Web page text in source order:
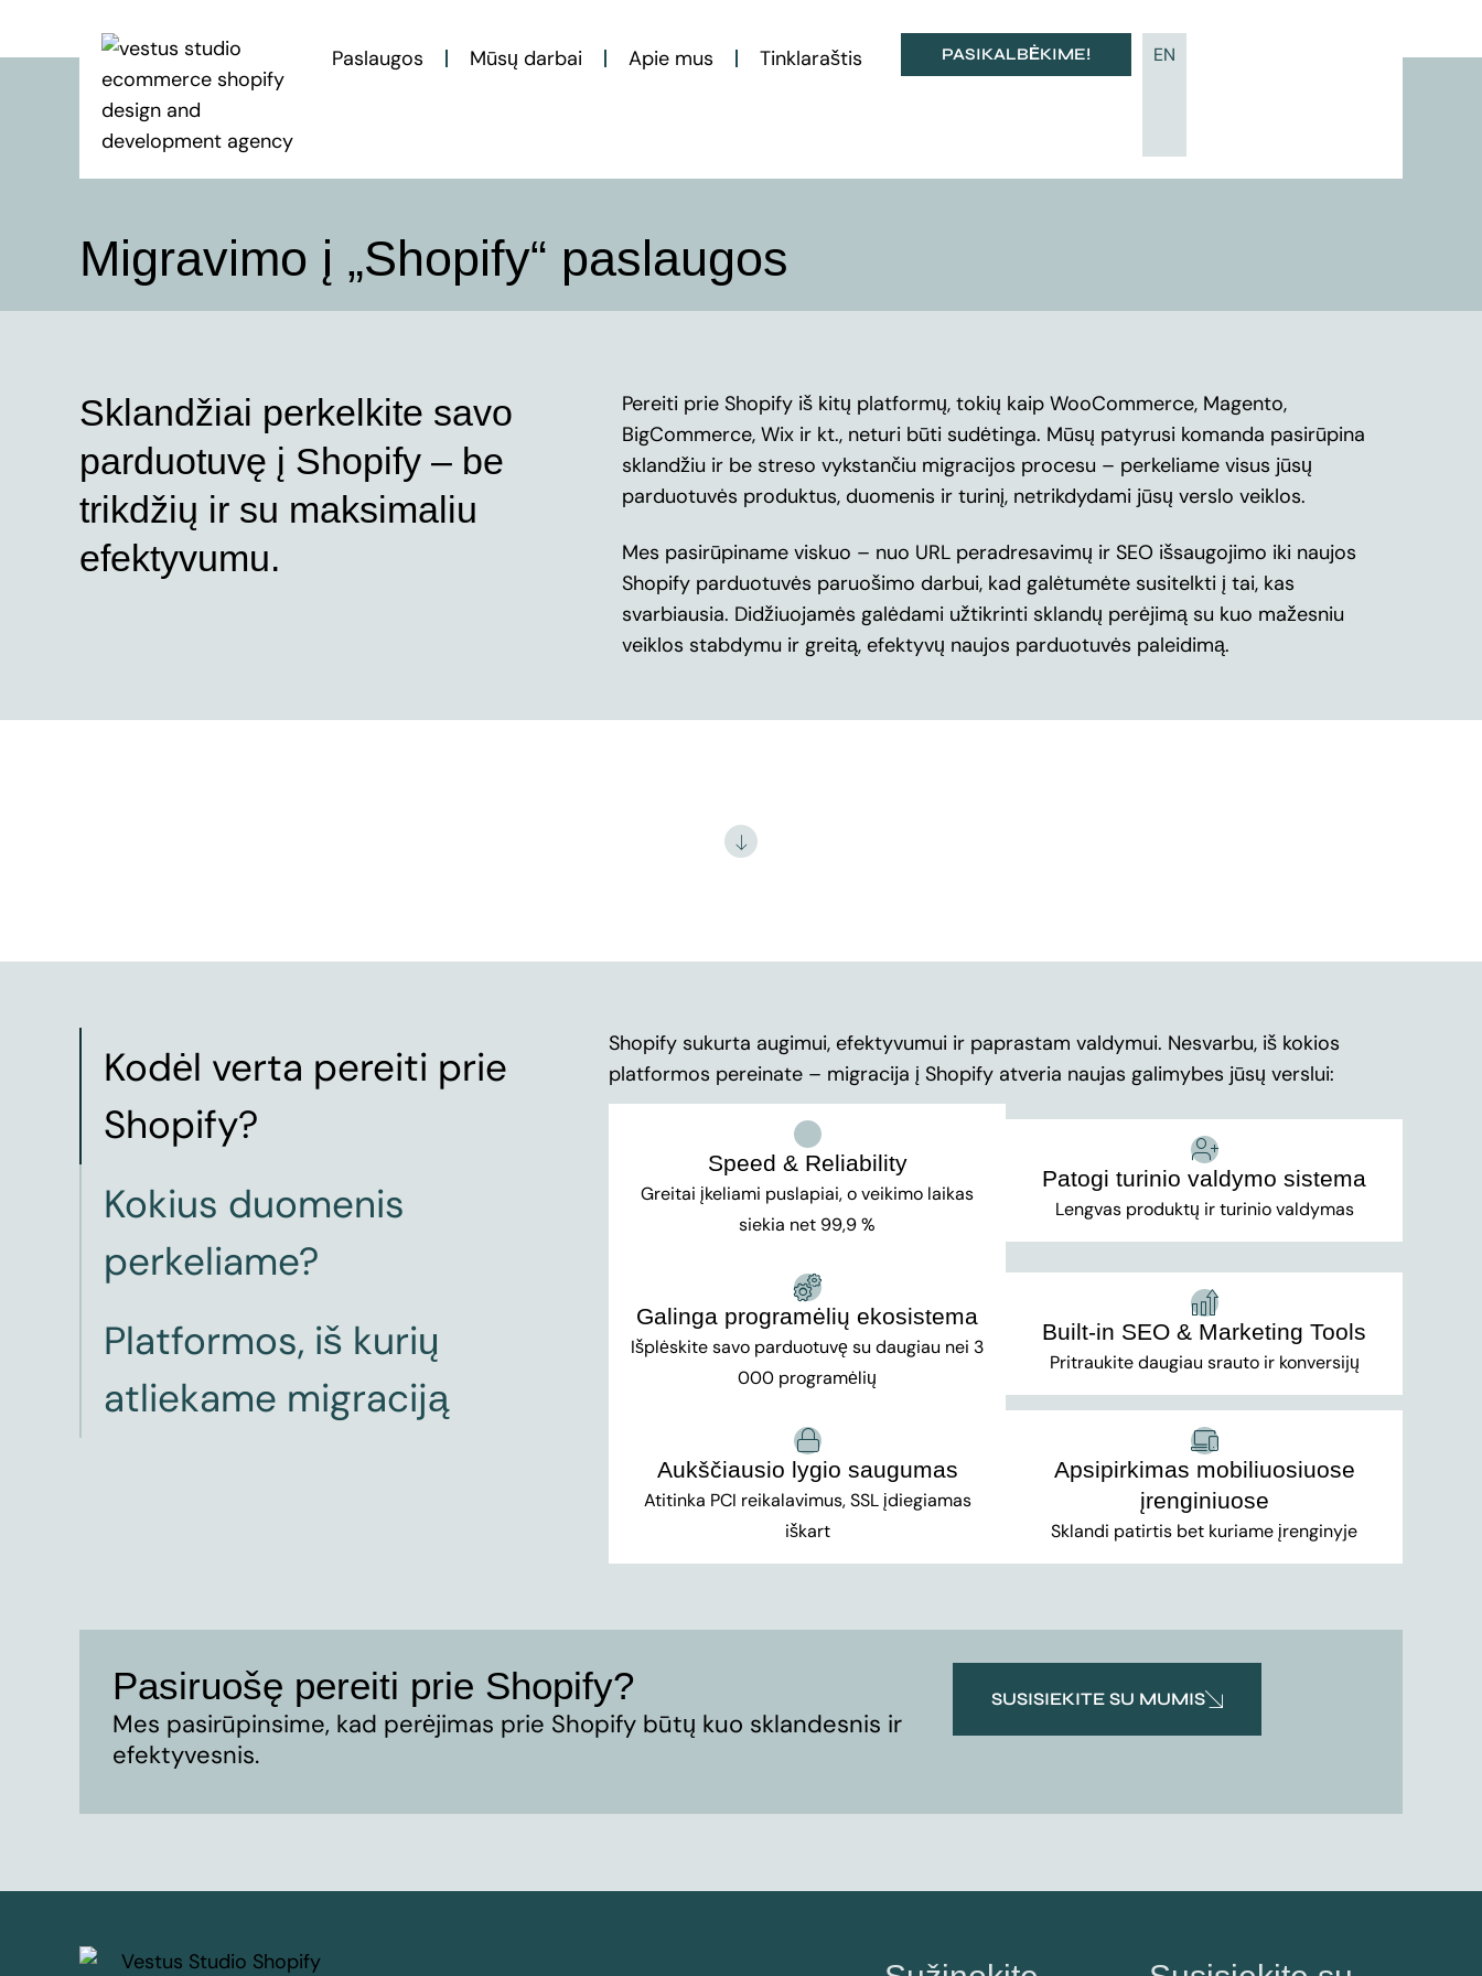
Paslaugos Mūsų darbai Apie mus Tinklaraštis PASIKALBĖKIME! EN
Migravimo į „Shopify“ paslaugos
Sklandžiai perkelkite savo
parduotuvę į Shopify – be
trikdžių ir su maksimaliu
efektyvumu.
Pereiti prie Shopify iš kitų platformų, tokių kaip WooCommerce, Magento,
BigCommerce, Wix ir kt., neturi būti sudėtinga. Mūsų patyrusi komanda pasirūpina
sklandžiu ir be streso vykstančiu migracijos procesu – perkeliame visus jūsų
parduotuvės produktus, duomenis ir turinį, netrikdydami jūsų verslo veiklos.
Mes pasirūpiname viskuo – nuo URL peradresavimų ir SEO išsaugojimo iki naujos
Shopify parduotuvės paruošimo darbui, kad galėtumėte susitelkti į tai, kas
svarbiausia. Didžiuojamės galėdami užtikrinti sklandų perėjimą su kuo mažesniu
veiklos stabdymu ir greitą, efektyvų naujos parduotuvės paleidimą.
Kodėl verta pereiti prie
Shopify?
Kokius duomenis
perkeliame?
Platformos, iš kurių
atliekame migraciją
Shopify sukurta augimui, efektyvumui ir paprastam valdymui. Nesvarbu, iš kokios
platformos pereinate – migracija į Shopify atveria naujas galimybes jūsų verslui:
Speed & Reliability
Greitai įkeliami puslapiai, o veikimo laikas
siekia net 99,9 %
Patogi turinio valdymo sistema
Lengvas produktų ir turinio valdymas
Galinga programėlių ekosistema
Išplėskite savo parduotuvę su daugiau nei 3
000 programėlių
Built-in SEO & Marketing Tools
Pritraukite daugiau srauto ir konversijų
Aukščiausio lygio saugumas
Atitinka PCI reikalavimus, SSL įdiegiamas
iškart
Apsipirkimas mobiliuosiuose
įrenginiuose
Sklandi patirtis bet kuriame įrenginyje
Pasiruošę pereiti prie Shopify?
Mes pasirūpinsime, kad perėjimas prie Shopify būtų kuo sklandesnis ir
efektyvesnis.
SUSISIEKITE SU MUMIS